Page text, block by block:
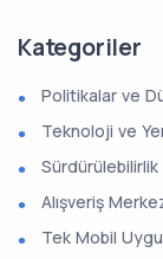
Kategoriler
Politikalar ve
Teknoloji ve
Sürdürülebilirlik
Alışveriş
Tek Mobil